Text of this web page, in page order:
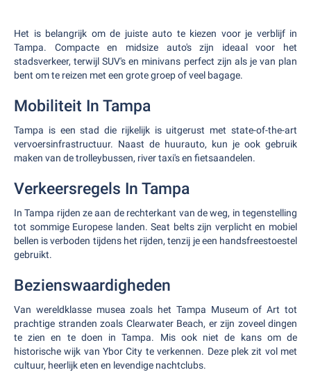
Het is belangrijk om de juiste auto te kiezen voor je verblijf in
Tampa. Compacte en midsize auto's zijn ideaal voor het
stadsverkeer, terwijl SUV's en minivans perfect zijn als je van plan
bent om te reizen met een grote groep of veel bagage.
Mobiliteit In Tampa
Tampa is een stad die rijkelijk is uitgerust met state-of-the-art
vervoersinfrastructuur. Naast de huurauto, kun je ook gebruik
maken van de trolleybussen, river taxi's en fietsaandelen.
Verkeersregels In Tampa
In Tampa rijden ze aan de rechterkant van de weg, in tegenstelling
tot sommige Europese landen. Seat belts zijn verplicht en mobiel
bellen is verboden tijdens het rijden, tenzij je een handsfreestoestel
gebruikt.
Bezienswaardigheden
Van wereldklasse musea zoals het Tampa Museum of Art tot
prachtige stranden zoals Clearwater Beach, er zijn zoveel dingen
te zien en te doen in Tampa. Mis ook niet de kans om de
historische wijk van Ybor City te verkennen. Deze plek zit vol met
cultuur, heerlijk eten en levendige nachtclubs.